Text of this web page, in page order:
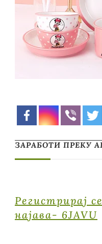
ЗАРАБОТИ ПРЕКУ
Регистрирај
најава- 6JAVU